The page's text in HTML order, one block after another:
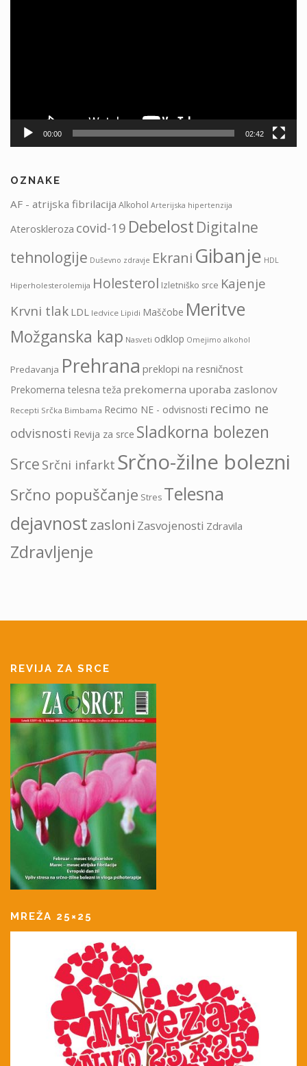
00:00 02:42
OZNAKE
AF - atrijska fibrilacija Alkohol Arterijska hipertenzija
Ateroskleroza covid-19 Debelost Digitalne
tehnologije Duševno zdravje Ekrani Gibanje HDL
Hiperholesterolemija Holesterol Izletniško srce Kajenje
Krvni tlak LDL ledvice Lipidi Maščobe Meritve
Možganska kap Nasveti odklop Omejimo alkohol
Predavanja Prehrana preklopi na resničnost
Prekomerna telesna teža prekomerna uporaba zaslonov
Recepti Srčka Bimbama Recimo NE - odvisnosti recimo ne
odvisnosti Revija za srce Sladkorna bolezen
Srce Srčni infarkt Srčno-žilne bolezni
Srčno popuščanje Stres Telesna
dejavnostzasloni Zasvojenosti Zdravila
Zdravljenje
REVIJA ZA SRCE
MREŽA 25×25